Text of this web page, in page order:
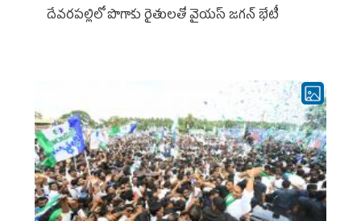
దేవరపల్లిలో పొగాకు రైతులతో వైయస్ జగన్ భేటీ